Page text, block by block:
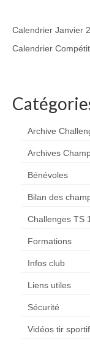
Calendrier Janvier
Calendrier
Archive
Archives
Bénévoles
Bilan des
Challenges TS
Formations
Infos club
Liens utiles
Sécurité
Vidéos tir sportif